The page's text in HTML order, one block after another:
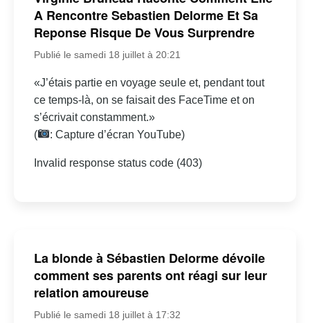
A Rencontre Sebastien Delorme Et Sa
Reponse Risque De Vous Surprendre
Publié le samedi 18 juillet à 20:21
«J’étais partie en voyage seule et, pendant tout
ce temps-là, on se faisait des FaceTime et on
s’écrivait constamment.»
(
: Capture d’écran YouTube)
Invalid response status code (403)
La blonde à Sébastien Delorme dévoile
comment ses parents ont réagi sur leur
relation amoureuse
Publié le samedi 18 juillet à 17:32